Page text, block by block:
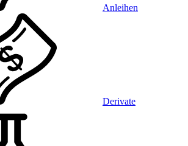
Anleihen
Derivate